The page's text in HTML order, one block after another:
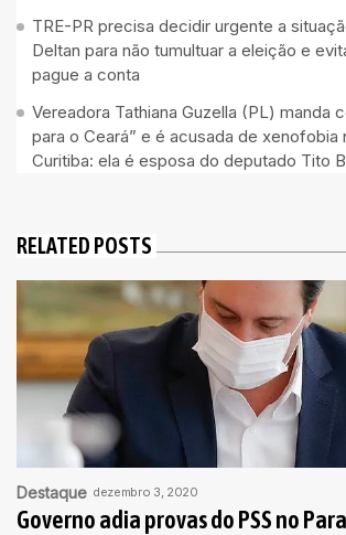
TRE-PR precisa decidir urgente a
Deltan para não tumultuar a eleição e
pague a conta
Vereadora Tathiana Guzella (PL) manda
para o Ceará” e é acusada de xenofobia
Curitiba: ela é esposa do deputado Tito
RELATED POSTS
Destaque dezembro 3, 2020
Governo adia provas do PSS no